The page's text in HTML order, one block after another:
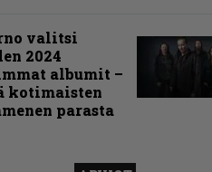
valitsi
2024
albumit –
kotimaisten
parasta